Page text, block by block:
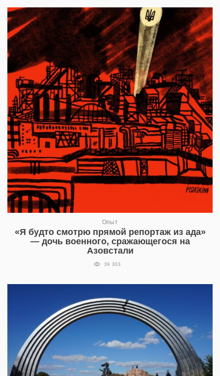
Опыт
«Я будто смотрю прямой репортаж из ада»
— дочь военного, сражающегося на
Азовстали
39 303